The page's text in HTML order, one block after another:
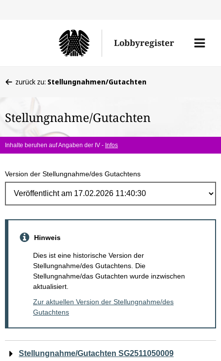
Lobbyregister
Menü
befinden
hier:
zurück zu: Stellungnahmen/Gutachten
Stellungnahme/Gutachten
Inhalte beruhen auf Angaben der IV - Infos
Version der Stellungnahme/des Gutachtens
Hinweis
Dies ist eine historische Version der
Stellungnahme/des Gutachtens. Die
Stellungnahme/das Gutachten wurde inzwischen
aktualisiert.
Zur aktuellen Version der Stellungnahme/des
Gutachtens
Navigation
Stellungnahme/Gutachten SG2511050009